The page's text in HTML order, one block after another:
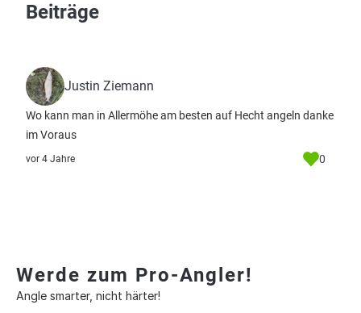
Beiträge
Justin Ziemann
Wo kann man in Allermöhe am besten auf Hecht angeln danke
im Voraus
vor 4 Jahre 0
Werde zum Pro-Angler!
Angle smarter, nicht härter!